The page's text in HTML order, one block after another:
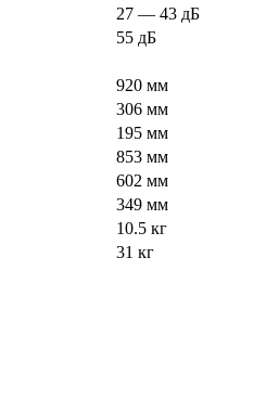
27 — 43 дБ
55 дБ
920 мм
306 мм
195 мм
853 мм
602 мм
349 мм
10.5 кг
31 кг